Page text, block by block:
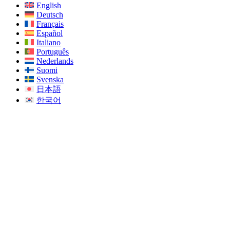
English
Deutsch
Français
Español
Italiano
Português
Nederlands
Suomi
Svenska
日本語
한국어